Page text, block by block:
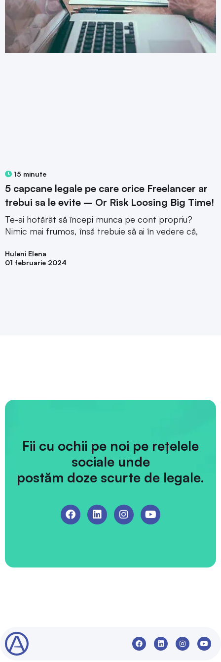
15 minute
5 capcane legale pe care orice Freelancer ar
trebui sa le evite – Or Risk Loosing Big Time!
Te-ai hotărât să începi munca pe cont propriu?
Nimic mai frumos, însă trebuie să ai în vedere că,
Huleni Elena
01 februarie 2024
Fii cu ochii pe noi pe rețelele
sociale unde
postăm doze scurte de legale.